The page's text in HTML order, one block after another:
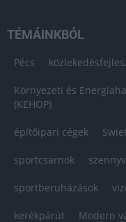
TÉMÁINKBÓL
Pécs
Környezeti és
(KEHOP)
építőipari cégek
sportcsarnok
sportberuházások
kerékpárút Modern